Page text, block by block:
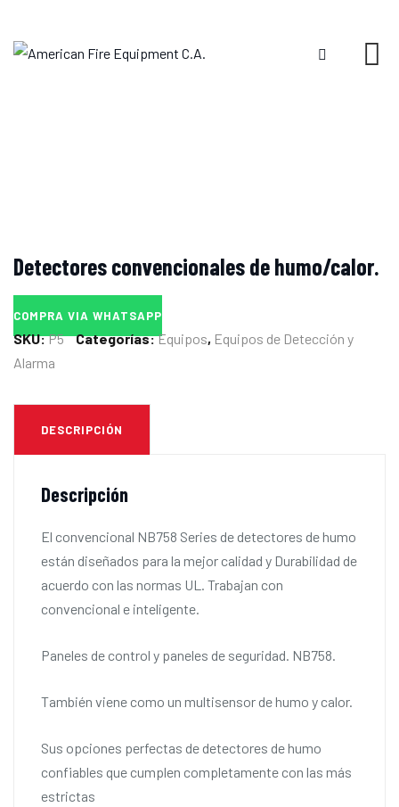
content
Detectores convencionales de humo/calor.
COMPRA VIA WHATSAPP
SKU:P5 Categorías:Equipos, Equipos de Detección y
Alarma
DESCRIPCIÓN
Descripción
El convencional NB758 Series de detectores de humo
están diseñados para la mejor calidad y Durabilidad de
acuerdo con las normas UL. Trabajan con
convencional e inteligente.
Paneles de control y paneles de seguridad. NB758.
También viene como un multisensor de humo y calor.
Sus opciones perfectas de detectores de humo
confiables que cumplen completamente con las más
estrictas